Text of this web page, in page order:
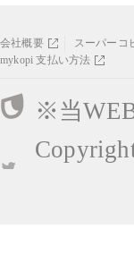
会社概要 スーパーコ
mykopi 支払い方法
※当